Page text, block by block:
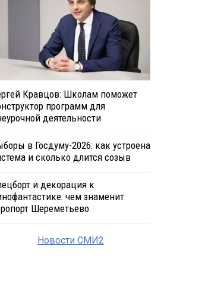
Кравцов: Школам поможет
программ для
деятельности
в Госдуму-2026: как устроена
и сколько длится созыв
и декорация к
чем знаменит
Шереметьево
Новости СМИ2